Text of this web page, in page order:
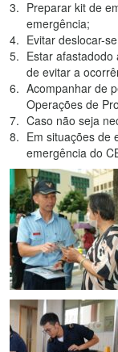
Preparar kit de
emergência;
Evitar deslocar-
Estar
de evitar a
Acompanhar de
Operações de
Caso não seja
Em situações de
emergência do